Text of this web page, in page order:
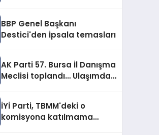
BBP Genel Başkanı
Destici'den İpsala temasları
AK Parti 57. Bursa İl Danışma
Meclisi toplandı… Ulaşımdan
İYİ Parti, TBMM'deki o
komisyona katılmama